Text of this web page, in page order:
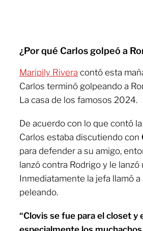
¿Por qué Carlos golpeó a
Maripily Rivera contó esta
Carlos terminó golpeando a
La casa de los famosos 2024.
De acuerdo con lo que contó
Carlos estaba discutiendo con
para defender a su amigo,
lanzó contra Rodrigo y le
Inmediatamente la jefa llamó
peleando.
“Clovis se fue para el closet